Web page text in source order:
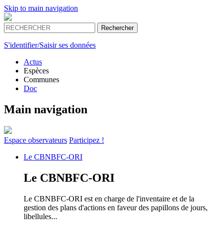
Skip to main navigation
S'identifier/Saisir ses données
Actus
Espèces
Communes
Doc
Main navigation
Espace observateurs Participez !
Le CBNBFC-ORI
Le CBNBFC-ORI
Le CBNBFC-ORI est en charge de l'inventaire et de la
gestion des plans d'actions en faveur des papillons de jours,
libellules...